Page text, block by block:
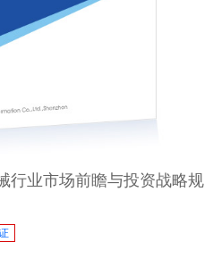
行业市场前瞻与投资战略规